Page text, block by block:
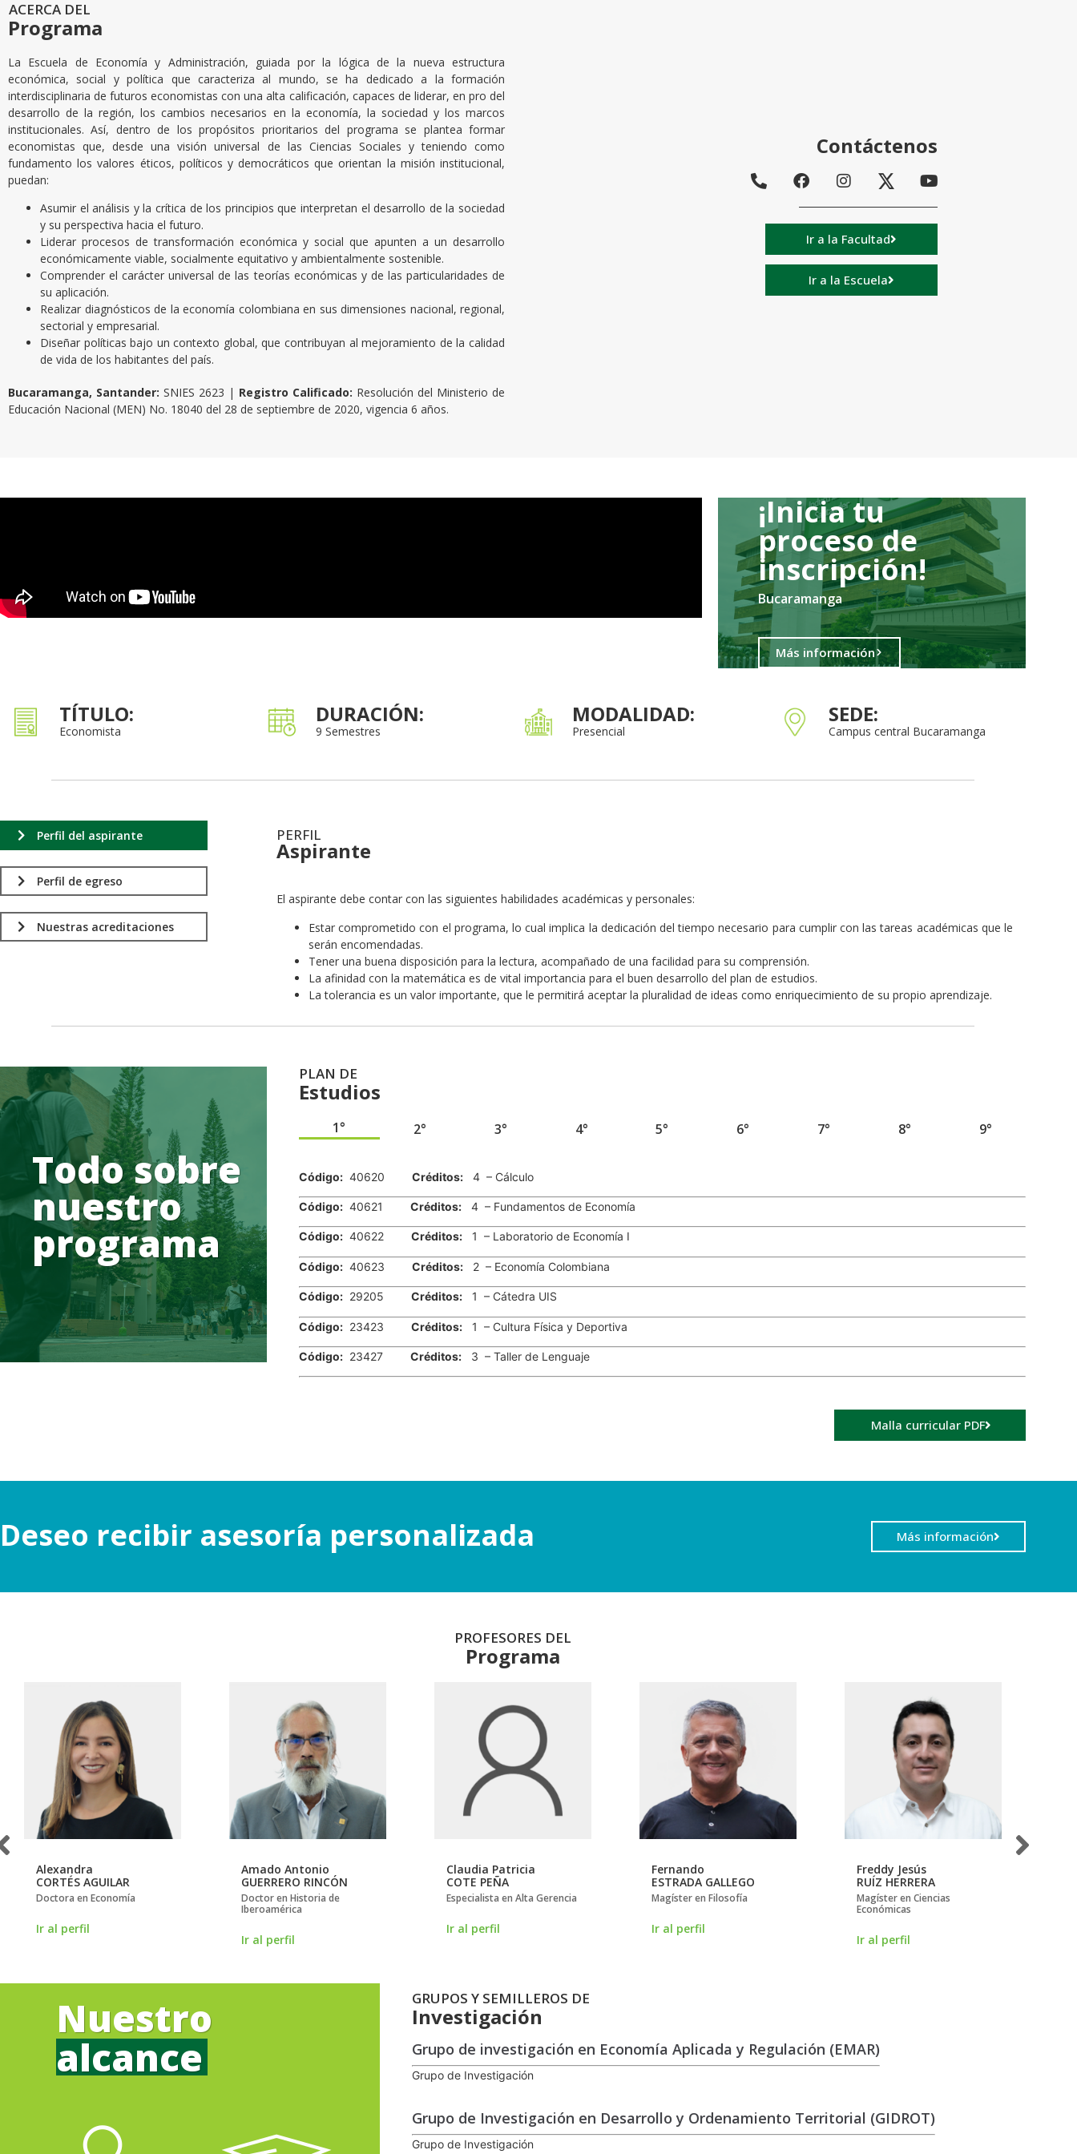
ACERCA DEL
Programa
La Escuela de Economía y Administración, guiada por la lógica de la nueva estructura
económica, social y política que caracteriza al mundo, se ha dedicado a la formación
interdisciplinaria de futuros economistas con una alta calificación, capaces de liderar, en pro del
desarrollo de la región, los cambios necesarios en la economía, la sociedad y los marcos
institucionales. Así, dentro de los propósitos prioritarios del programa se plantea formar
economistas que, desde una visión universal de las Ciencias Sociales y teniendo como
fundamento los valores éticos, políticos y democráticos que orientan la misión institucional,
puedan:
Asumir el análisis y la crítica de los principios que interpretan el desarrollo de la sociedad
y su perspectiva hacia el futuro.
Liderar procesos de transformación económica y social que apunten a un desarrollo
económicamente viable, socialmente equitativo y ambientalmente sostenible.
Comprender el carácter universal de las teorías económicas y de las particularidades de
su aplicación.
Realizar diagnósticos de la economía colombiana en sus dimensiones nacional, regional,
sectorial y empresarial.
Diseñar políticas bajo un contexto global, que contribuyan al mejoramiento de la calidad
de vida de los habitantes del país.
Bucaramanga, Santander: SNIES 2623 | Registro Calificado: Resolución del Ministerio de
Educación Nacional (MEN) No. 18040 del 28 de septiembre de 2020, vigencia 6 años.
Contáctenos
Ir a la Facultad
Ir a la Escuela
¡Inicia tu
proceso de
inscripción!
Bucaramanga
Más información
TÍTULO:
Economista
DURACIÓN:
9 Semestres
MODALIDAD:
Presencial
SEDE:
Campus central Bucaramanga
Perfil del aspirante
Perfil de egreso
Nuestras acreditaciones
PERFIL
Aspirante
El aspirante debe contar con las siguientes habilidades académicas y personales:
Estar comprometido con el programa, lo cual implica la dedicación del tiempo necesario para cumplir con las tareas académicas que le
serán encomendadas.
Tener una buena disposición para la lectura, acompañado de una facilidad para su comprensión.
La afinidad con la matemática es de vital importancia para el buen desarrollo del plan de estudios.
La tolerancia es un valor importante, que le permitirá aceptar la pluralidad de ideas como enriquecimiento de su propio aprendizaje.
Todo sobre
nuestro
programa
PLAN DE
Estudios
1° 2° 3° 4° 5° 6° 7° 8° 9°
Código:40620 Créditos:4 – Cálculo
Código:40621 Créditos:4 – Fundamentos de Economía
Código:40622 Créditos:1 – Laboratorio de Economía I
Código:40623 Créditos:2 – Economía Colombiana
Código:29205 Créditos:1 – Cátedra UIS
Código:23423 Créditos:1 – Cultura Física y Deportiva
Código:23427 Créditos:3 – Taller de Lenguaje
Malla curricular PDF
Deseo recibir asesoría personalizada Más información
PROFESORES DEL
Programa
Alexandra
CORTÉS AGUILAR
Doctora en Economía
Ir al perfil
Amado Antonio
GUERRERO RINCÓN
Doctor en Historia de
Iberoamérica
Ir al perfil
Claudia Patricia
COTE PEÑA
Especialista en Alta Gerencia
Ir al perfil
Fernando
ESTRADA GALLEGO
Magíster en Filosofía
Ir al perfil
Freddy Jesús
RUÍZ HERRERA
Magíster en Ciencias
Económicas
Ir al perfil
Nuestro
alcance
GRUPOS Y SEMILLEROS DE
Investigación
Grupo de investigación en Economía Aplicada y Regulación (EMAR)
Grupo de Investigación
Grupo de Investigación en Desarrollo y Ordenamiento Territorial (GIDROT)
Grupo de Investigación